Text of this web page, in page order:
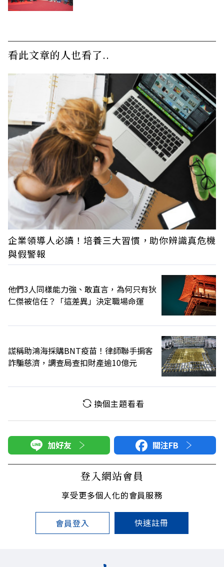
看此文章的人也看了..
企業領導人必讀！培養三大習慣，助你辨識真危機
與假警報
他們3人同樣能力強、敢直言，為何只有狄
仁傑被信任？「這差異」決定職場命運
謊稱助鴻海採購BNT疫苗！律師聯手掮客
詐騙慈濟，調查局查扣財產逾10億元
換個主題看看
加好友 關注FB
登入網站會員
享受更多個人化的會員服務
會員登入 快速註冊